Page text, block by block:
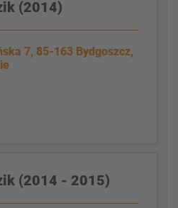
(2014)
7, 85-163 Bydgoszcz,
(2014 - 2015)